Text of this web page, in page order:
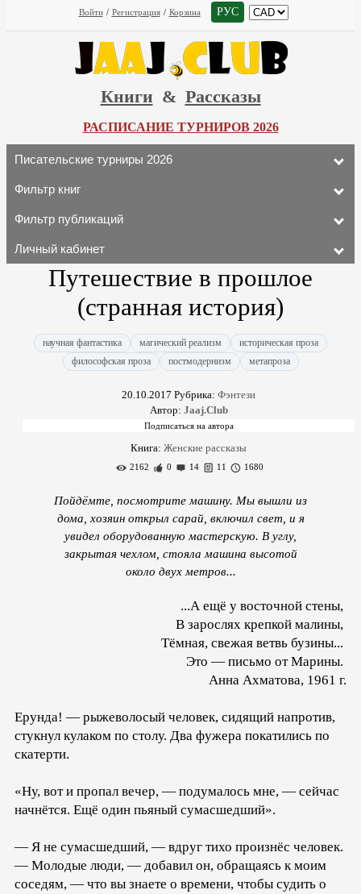
Войти / Регистрация / Корзина РУС
Книги & Рассказы
РАСПИСАНИЕ ТУРНИРОВ 2026
Писательские турниры 2026
Фильтр книг
Фильтр публикаций
Личный кабинет
Путешествие в прошлое
(странная история)
научная фантастика магический реализм
историческая проза
философская проза
постмодернизм метапроза
20.10.2017 Рубрика: Фэнтези
Автор: Jaaj.Club
Книга: Женские рассказы
2162 0 14 11 1680
Пойдёмте, посмотрите машину. Мы вышли из
дома, хозяин открыл сарай, включил свет, и я
увидел оборудованную мастерскую. В углу,
закрытая чехлом, стояла машина высотой
около двух метров...
...А ещё у восточной стены,
В зарослях крепкой малины,
Тёмная, свежая ветвь бузины...
Это — письмо от Марины.
Анна Ахматова, 1961 г.
Ерунда! — рыжеволосый человек, сидящий напротив,
стукнул кулаком по столу. Два фужера покатились по
скатерти.
«Ну, вот и пропал вечер, — подумалось мне, — сейчас
начнётся. Ещё один пьяный сумасшедший».
— Я не сумасшедший, — вдруг тихо произнёс человек.
— Молодые люди, — добавил он, обращаясь к моим
соседям, — что вы знаете о времени, чтобы судить о